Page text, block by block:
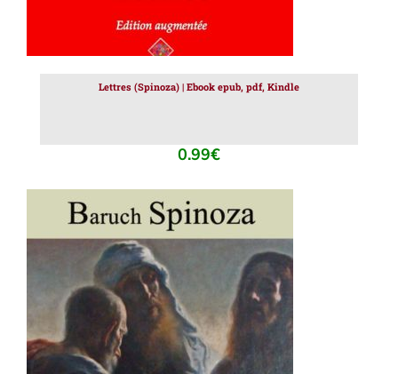
Lettres (Spinoza) | Ebook epub, pdf, Kindle
0.99€
AJOUTER AU PANIER / DÉTAILS